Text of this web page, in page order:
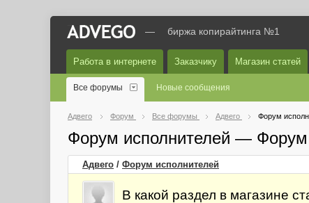
— биржа копирайтинга №1
Работа в интернете Заказчику Магазин статей
Все форумы Новые сообщения
Адвего Форум Все форумы Адвего Форум
Форум исполнителей — Форум
Адвего / Форум исполнителей
В какой раздел в магазине